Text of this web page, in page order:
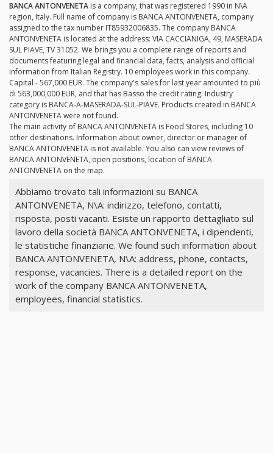
BANCA ANTONVENETA is a company, that was registered 1990 in N\A
region, Italy. Full name of company is BANCA ANTONVENETA, company
assigned to the tax number IT85932006835. The company BANCA
ANTONVENETA is located at the address: VIA CACCIANIGA, 49, MASERADA
SUL PIAVE, TV 31052. We brings you a complete range of reports and
documents featuring legal and financial data, facts, analysis and official
information from Italian Registry. 10 employees work in this company.
Capital - 567,000 EUR. The company's sales for last year amounted to più
di 563,000,000 EUR, and that has Basso the credit rating. Industry
category is BANCA-A-MASERADA-SUL-PIAVE. Products created in BANCA
ANTONVENETA were not found.
The main activity of BANCA ANTONVENETA is Food Stores, including 10
other destinations. Information about owner, director or manager of
BANCA ANTONVENETA is not available. You also can view reviews of
BANCA ANTONVENETA, open positions, location of BANCA
ANTONVENETA on the map.
Abbiamo trovato tali informazioni su BANCA
ANTONVENETA, N\A: indirizzo, telefono, contatti,
risposta, posti vacanti. Esiste un rapporto dettagliato sul
lavoro della società BANCA ANTONVENETA, i dipendenti,
le statistiche finanziarie. We found such information about
BANCA ANTONVENETA, N\A: address, phone, contacts,
response, vacancies. There is a detailed report on the
work of the company BANCA ANTONVENETA,
employees, financial statistics.